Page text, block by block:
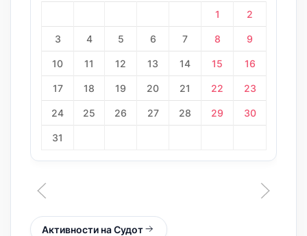
1 2
3 4 5 6 7 8 9
10 11 12 13 14 15 16
17 18 19 20 21 22 23
24 25 26 27 28 29 30
31
Активности на Судот